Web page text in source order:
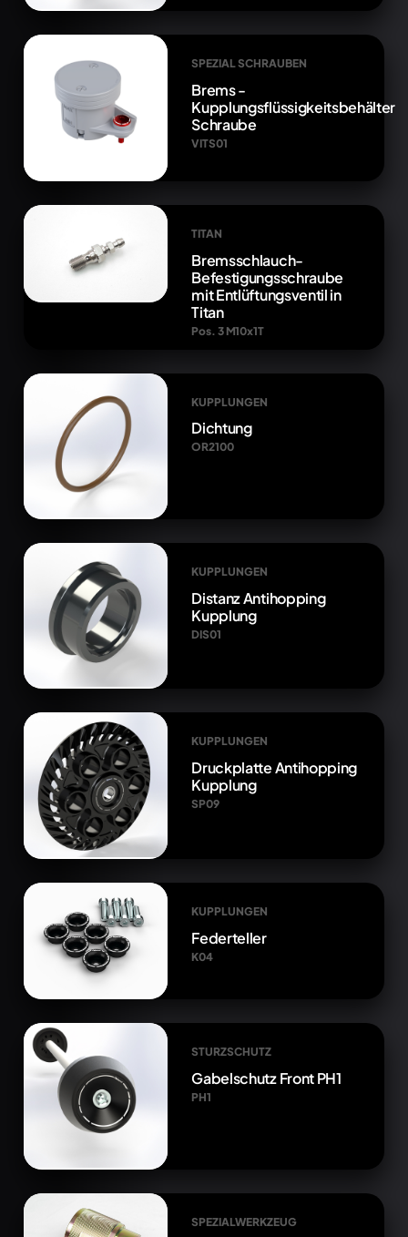
SPEZIAL SCHRAUBEN
Brems -
Kupplungsflüssigkeitsbehälter
Schraube
VITS01
TITAN
Bremsschlauch-
Befestigungsschraube
mit Entlüftungsventil in
Titan
Pos. 3 M10x1T
KUPPLUNGEN
Dichtung
OR2100
KUPPLUNGEN
Distanz Antihopping
Kupplung
DIS01
KUPPLUNGEN
Druckplatte Antihopping
Kupplung
SP09
KUPPLUNGEN
Federteller
K04
STURZSCHUTZ
Gabelschutz Front PH1
PH1
SPEZIALWERKZEUG